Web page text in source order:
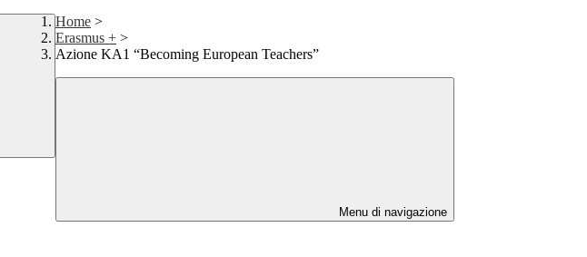
Home >
Erasmus + >
Azione KA1 “Becoming European Teachers”
Menu di navigazione